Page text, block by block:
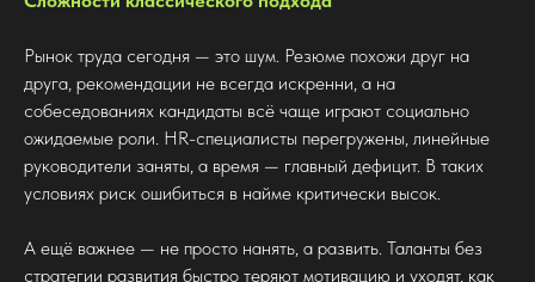
Рынок труда сегодня — это шум. Резюме похожи друг на
друга, рекомендации не всегда искренни, а на
собеседованиях кандидаты всё чаще играют социально
ожидаемые роли. HR-специалисты перегружены, линейные
руководители заняты, а время — главный дефицит. В таких
условиях риск ошибиться в найме критически высок.
А ещё важнее — не просто нанять, а развить. Таланты без
стратегии развития быстро теряют мотивацию и уходят, как